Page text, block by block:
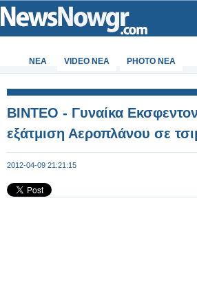
ΝΕΑ VIDEO NEA PHOTO NEA
BINTEO - Γυναίκα
εξάτμιση Αεροπλάνου σε
2012-04-09 21:21:15